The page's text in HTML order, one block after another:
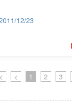
12/23
< 1 2 3